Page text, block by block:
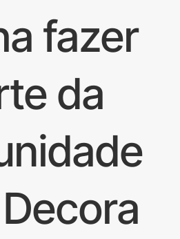
fazer
da